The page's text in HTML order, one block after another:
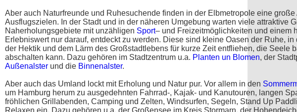
Aber auch Naturfreunde und Ruhesuchende finden in der Elbmetropole eine
Ausflugszielen. In der Stadt und in der näheren Umgebung warten viele attraktive
Naherholungsgebiete mit unzähligen Sport– und Freizeitmöglichkeiten und einem
Erlebniswert nur darauf, entdeckt zu werden. Diese sind kleine Oasen der Ruhe, in
der Hektik und dem Lärm des Großstadtlebens für kurze Zeit entfliehen, die Seele
abschalten kann. Dazu gehören im Stadtzentrum u.a. Planten un Blomen, der
Außenalster und die Binnenalster.
Aber auch das Umland lockt mit Erholung und Natur pur. Vor allem in den
um Hamburg herum zu ausgedehnten Fahrrad-, Kajak- und Kanutouren, langen
fröhlichen Grillabenden, Camping und Zelten, Windsurfen, Segeln, Stand Up
Relaxen ein. Dazu gehören u.a. der Großensee im Kreis Stormarn, der